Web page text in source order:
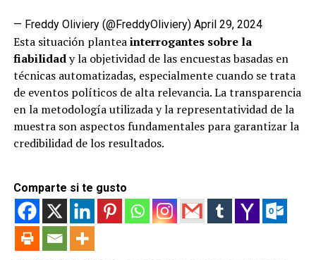
— Freddy Oliviery (@FreddyOliviery) April 29, 2024
Esta situación planteainterrogantes sobre la
fiabilidady la objetividad de las encuestas basadas en
técnicas automatizadas, especialmente cuando se trata
de eventos políticos de alta relevancia. La transparencia
en la metodología utilizada y la representatividad de la
muestra son aspectos fundamentales para garantizar la
credibilidad de los resultados.
Comparte si te gusto